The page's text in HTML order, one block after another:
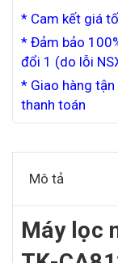
* Cam kết giá
* Đảm bảo
đổi 1 (do lỗi
* Giao hàng
thanh toán
Mô tả
Máy lọc